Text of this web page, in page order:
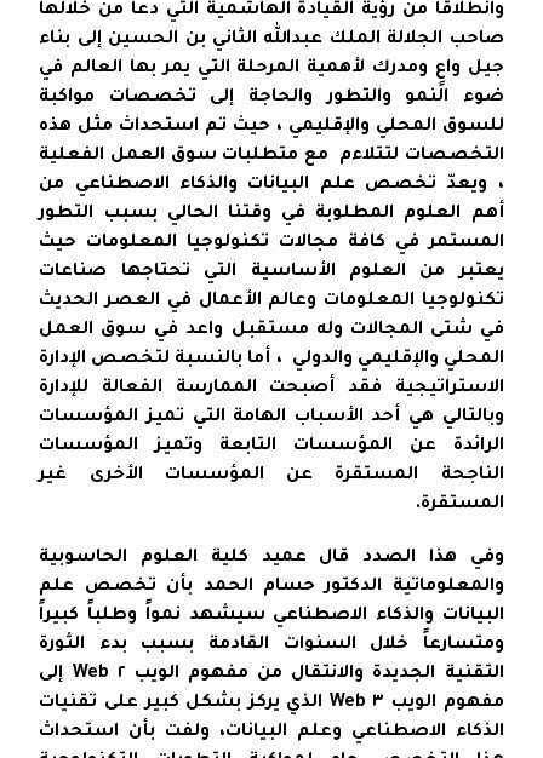
وانطلاقاً من رؤية القيادة الهاشمية التي دعا من خلالها
صاحب الجلالة الملك عبدالله الثاني بن الحسين إلى بناء
جيل واعٍ ومدرك لأهمية المرحلة التي يمر بها العالم في
ضوء النمو والتطور والحاجة إلى تخصصات مواكبة
للسوق المحلي والإقليمي ، حيث تم استحداث مثل هذه
التخصصات لتتلاءم مع متطلبات سوق العمل الفعلية
، ويعدّ تخصص علم البيانات والذكاء الاصطناعي من
أهم العلوم المطلوبة في وقتنا الحالي بسبب التطور
المستمر في كافة مجالات تكنولوجيا المعلومات حيث
يعتبر من العلوم الأساسية التي تحتاجها صناعات
تكنولوجيا المعلومات وعالم الأعمال في العصر الحديث
في شتى المجالات وله مستقبل واعد في سوق العمل
المحلي والإقليمي والدولي ، أما بالنسبة لتخصص الإدارة
الاستراتيجية فقد أصبحت الممارسة الفعالة للإدارة
وبالتالي هي أحد الأسباب الهامة التي تميز المؤسسات
الرائدة عن المؤسسات التابعة وتميز المؤسسات
الناجحة المستقرة عن المؤسسات الأخرى غير
المستقرة.
وفي هذا الصدد قال عميد كلية العلوم الحاسوبية
والمعلوماتية الدكتور حسام الحمد بأن تخصص علم
البيانات والذكاء الاصطناعي سيشهد نمواً وطلباً كبيراً
ومتسارعاً خلال السنوات القادمة بسبب بدء الثورة
التقنية الجديدة والانتقال من مفهوم الويب ٢ Web إلى
مفهوم الويب ٣ Web الذي يركز بشكل كبير على تقنيات
الذكاء الاصطناعي وعلم البيانات، ولفت بأن استحداث